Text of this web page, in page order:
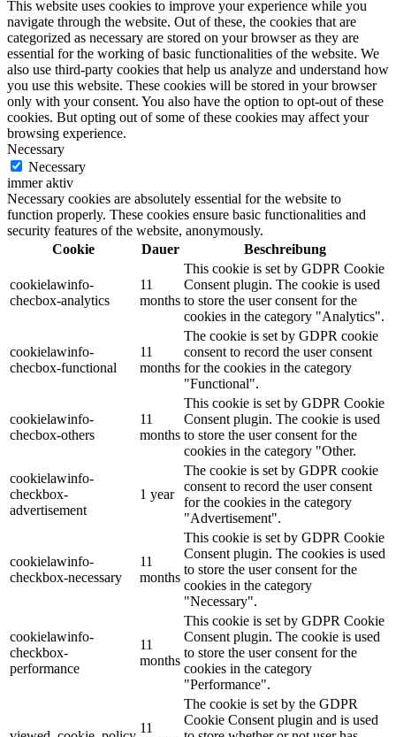
This website uses cookies to improve your experience while you
navigate through the website. Out of these, the cookies that are
categorized as necessary are stored on your browser as they are
essential for the working of basic functionalities of the website. We
also use third-party cookies that help us analyze and understand how
you use this website. These cookies will be stored in your browser
only with your consent. You also have the option to opt-out of these
cookies. But opting out of some of these cookies may affect your
browsing experience.
Necessary
Necessary
immer aktiv
Necessary cookies are absolutely essential for the website to
function properly. These cookies ensure basic functionalities and
security features of the website, anonymously.
Cookie
Dauer Beschreibung
cookielawinfo-
checbox-analytics
11
months
This cookie is set by GDPR Cookie
Consent plugin. The cookie is used
to store the user consent for the
cookies in the category "Analytics".
cookielawinfo-
checbox-functional
11
months
The cookie is set by GDPR cookie
consent to record the user consent
for the cookies in the category
"Functional".
cookielawinfo-
checbox-others
11
months
This cookie is set by GDPR Cookie
Consent plugin. The cookie is used
to store the user consent for the
cookies in the category "Other.
cookielawinfo-
checkbox-
advertisement
1 year
The cookie is set by GDPR cookie
consent to record the user consent
for the cookies in the category
"Advertisement".
cookielawinfo-
checkbox-necessary
11
months
This cookie is set by GDPR Cookie
Consent plugin. The cookies is used
to store the user consent for the
cookies in the category
"Necessary".
cookielawinfo-
checkbox-
performance
11
months
This cookie is set by GDPR Cookie
Consent plugin. The cookie is used
to store the user consent for the
cookies in the category
"Performance".
11
The cookie is set by the GDPR
Cookie Consent plugin and is used